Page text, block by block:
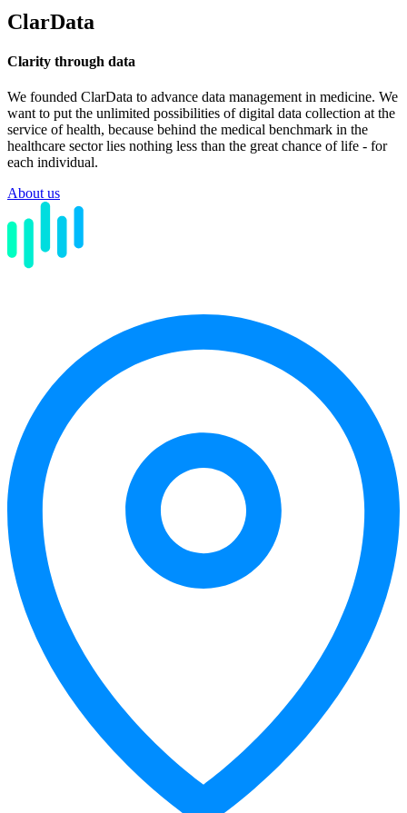
ClarData
Clarity through data
We founded ClarData to advance data management in medicine. We
want to put the unlimited possibilities of digital data collection at the
service of health, because behind the medical benchmark in the
healthcare sector lies nothing less than the great chance of life - for
each individual.
About us